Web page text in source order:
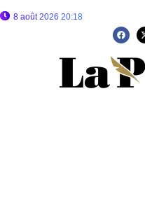
8 août 2026 20:18